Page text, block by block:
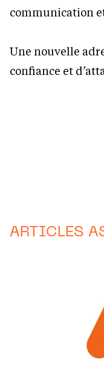
communication
Une nouvelle
confiance et
ARTICLES